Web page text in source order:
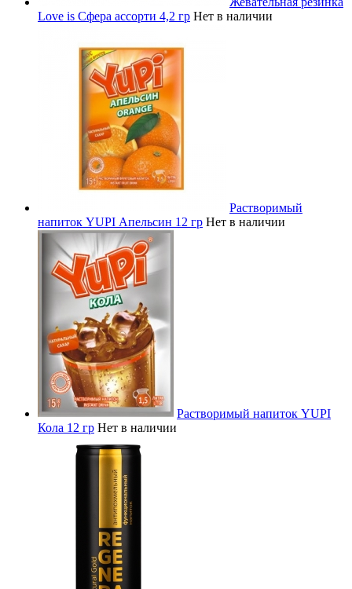
Love is Сфера ассорти 4,2 гр Нет в наличии
Растворимый
напиток YUPI Апельсин 12 гр Нет в наличии
Растворимый напиток YUPI
Кола 12 гр Нет в наличии